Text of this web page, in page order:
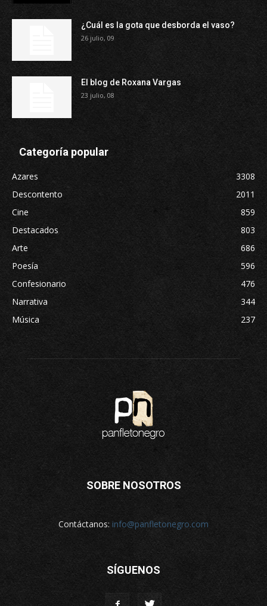
¿Cuál es la gota que desborda el vaso?
26 julio, 09
El blog de Roxana Vargas
23 julio, 08
Categoría popular
Azares
3308
Descontento
2011
Cine
859
Destacados
803
Arte
686
Poesía
596
Confesionario
476
Narrativa
344
Música
237
SOBRE NOSOTROS
Contáctanos: info@panfletonegro.com
SÍGUENOS